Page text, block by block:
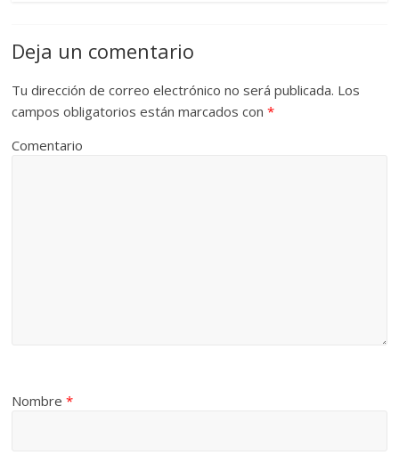
Deja un comentario
Tu dirección de correo electrónico no será publicada. Los
campos obligatorios están marcados con*
Comentario
Nombre*